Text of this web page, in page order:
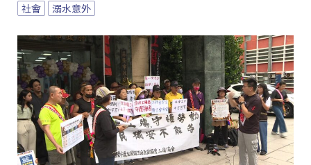
社會 溺水意外